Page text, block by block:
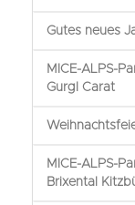
Gutes neues
MICE-ALPS-
Gurgl Carat
MICE-ALPS-
Brixental